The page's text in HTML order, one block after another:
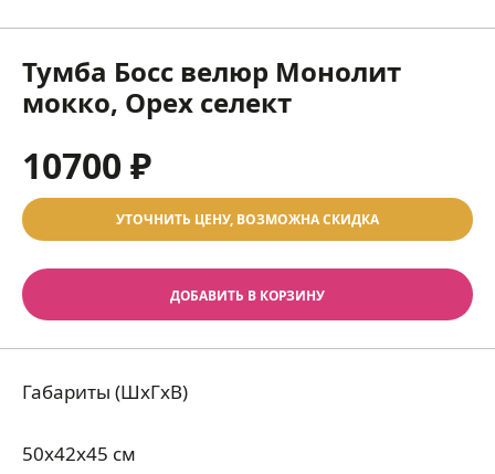
Тумба Босс велюр Монолит
мокко, Орех селект
10700 ₽
УТОЧНИТЬ ЦЕНУ, ВОЗМОЖНА СКИДКА
ДОБАВИТЬ В КОРЗИНУ
Габариты (ШхГхВ)
50x42x45 см